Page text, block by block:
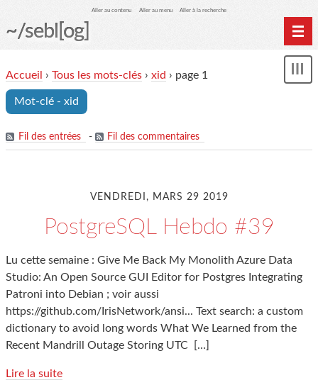
Aller au contenu Aller au menu Aller à la recherche
~/sebl[og]
Archives
Accueil › Tous les mots-clés › xid › page 1
Mot-clé - xid
Fil des entrées - Fil des commentaires
VENDREDI, MARS 29 2019
PostgreSQL Hebdo #39
Lu cette semaine : Give Me Back My Monolith Azure Data
Studio: An Open Source GUI Editor for Postgres Integrating
Patroni into Debian ; voir aussi
https://github.com/IrisNetwork/ansi... Text search: a custom
dictionary to avoid long words What We Learned from the
Recent Mandrill Outage Storing UTC
[…]
Lire la suite